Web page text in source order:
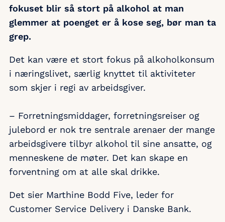
fokuset blir så stort på alkohol at man
glemmer at poenget er å kose seg, bør man ta
grep.
Det kan være et stort fokus på alkoholkonsum
i næringslivet, særlig knyttet til aktiviteter
som skjer i regi av arbeidsgiver.
– Forretningsmiddager, forretningsreiser og
julebord er nok tre sentrale arenaer der mange
arbeidsgivere tilbyr alkohol til sine ansatte, og
menneskene de møter. Det kan skape en
forventning om at alle skal drikke.
Det sier Marthine Bodd Five, leder for
Customer Service Delivery i Danske Bank.